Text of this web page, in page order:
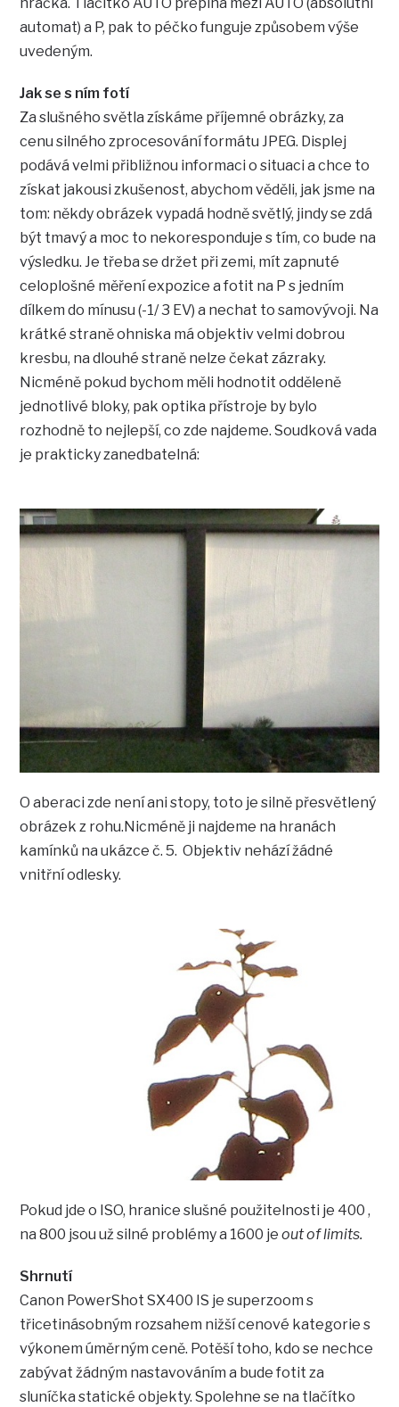
automat) a P, pak to péčko funguje způsobem výše
uvedeným.
Jak se s ním fotí
Za slušného světla získáme příjemné obrázky, za
cenu silného zprocesování formátu JPEG. Displej
podává velmi přibližnou informaci o situaci a chce to
získat jakousi zkušenost, abychom věděli, jak jsme na
tom: někdy obrázek vypadá hodně světlý, jindy se zdá
být tmavý a moc to nekoresponduje s tím, co bude na
výsledku. Je třeba se držet při zemi, mít zapnuté
celoplošné měření expozice a fotit na P s jedním
dílkem do mínusu (-1/ 3 EV) a nechat to samovývoji. Na
krátké straně ohniska má objektiv velmi dobrou
kresbu, na dlouhé straně nelze čekat zázraky.
Nicméně pokud bychom měli hodnotit odděleně
jednotlivé bloky, pak optika přístroje by bylo
rozhodně to nejlepší, co zde najdeme. Soudková vada
je prakticky zanedbatelná:
O aberaci zde není ani stopy, toto je silně přesvětlený
obrázek z rohu.Nicméně ji najdeme na hranách
kamínků na ukázce č. 5. Objektiv nehází žádné
vnitřní odlesky.
Pokud jde o ISO, hranice slušné použitelnosti je 400 ,
na 800 jsou už silné problémy a 1600 jeout of limits.
Shrnutí
Canon PowerShot SX400 IS je superzoom s
třicetinásobným rozsahem nižší cenové kategorie s
výkonem úměrným ceně. Potěší toho, kdo se nechce
zabývat žádným nastavováním a bude fotit za
sluníčka statické objekty. Spolehne se na tlačítko